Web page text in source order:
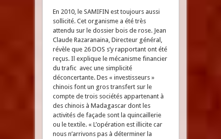
En 2010, le SAMIFIN est toujours aussi
sollicité. Cet organisme a été très
attendu sur le dossier bois de rose. Jean
Claude Razaranaina, Directeur général,
révèle que 26 DOS s’y rapportant ont été
reçus. Il explique le mécanisme financier
du trafic avec une simplicité
déconcertante. Des « investisseurs »
chinois font un gros transfert sur le
compte de trois sociétés appartenant à
des chinois à Madagascar dont les
activités de façade sont la quincaillerie
ou le textile. « L’opération est illicite car
nous n’arrivons pas à déterminer la